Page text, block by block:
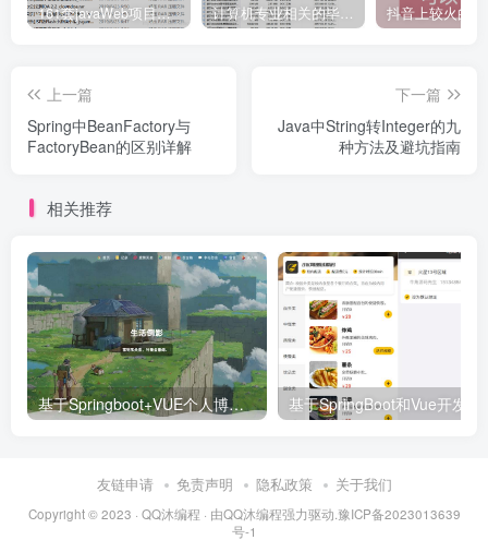
161套javaWeb项目源码免费分享 计算机专业相关的毕业设计论文合集免费下载
上一篇
Spring中BeanFactory与
FactoryBean的区别详解
下一篇
Java中String转Integer的九
种方法及避坑指南
相关推荐
基于Springboot+VUE个人博客系统源码 | 最美博客源码
友链申请 免责声明 隐私政策 关于我们
Copyright © 2023 · QQ沐编程 · 由QQ沐编程强力驱动. 豫ICP备2023013639
号-1